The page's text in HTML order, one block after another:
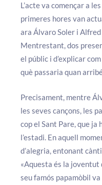
L’acte va començar a
primeres hores van
ara Álvaro Soler i
Mentrestant, dos
el públic i d’explicar
què passaria quan
Precisament, mentre
les seves cançons, les
cop el Sant Pare, que
l’estadi. En aquell
d’alegria, entonant
«Aquesta és la joventut
seu famós papamòbil